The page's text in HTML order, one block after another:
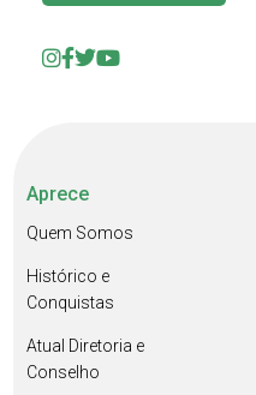
Aprece
Quem Somos
Histórico e
Conquistas
Atual Diretoria e
Conselho